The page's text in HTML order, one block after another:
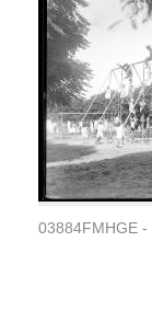
03884FMHGE -